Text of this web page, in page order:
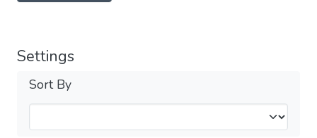
Settings
Sort By